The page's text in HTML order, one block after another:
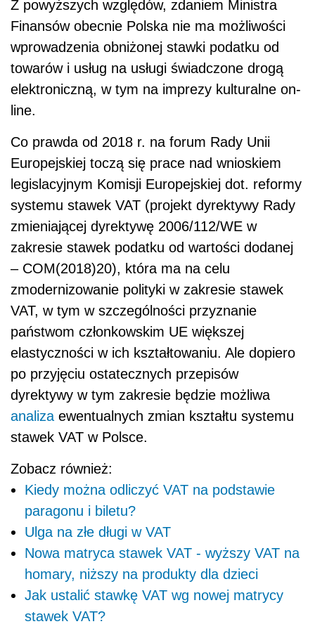
Z powyższych względów, zdaniem Ministra
Finansów obecnie Polska nie ma możliwości
wprowadzenia obniżonej stawki podatku od
towarów i usług na usługi świadczone drogą
elektroniczną, w tym na imprezy kulturalne on-
line.
Co prawda od 2018 r. na forum Rady Unii
Europejskiej toczą się prace nad wnioskiem
legislacyjnym Komisji Europejskiej dot. reformy
systemu stawek VAT (projekt dyrektywy Rady
zmieniającej dyrektywę 2006/112/WE w
zakresie stawek podatku od wartości dodanej
– COM(2018)20), która ma na celu
zmodernizowanie polityki w zakresie stawek
VAT, w tym w szczególności przyznanie
państwom członkowskim UE większej
elastyczności w ich kształtowaniu. Ale dopiero
po przyjęciu ostatecznych przepisów
dyrektywy w tym zakresie będzie możliwa
analiza ewentualnych zmian kształtu systemu
stawek VAT w Polsce.
Zobacz również:
Kiedy można odliczyć VAT na podstawie
paragonu i biletu?
Ulga na złe długi w VAT
Nowa matryca stawek VAT - wyższy VAT na
homary, niższy na produkty dla dzieci
Jak ustalić stawkę VAT wg nowej matrycy
stawek VAT?